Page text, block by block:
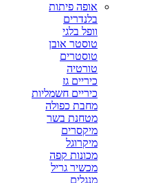
אופה פיתות
בלנדרים
וופל בלגי
טוסטר אובן
טוסטרים
טורטיה
כיריים גז
כיריים חשמליות
מחבת כפולה
מטחנת בשר
מיקסרים
מיקרוגל
מכונות קפה
מכשיר גריל
מנגלים